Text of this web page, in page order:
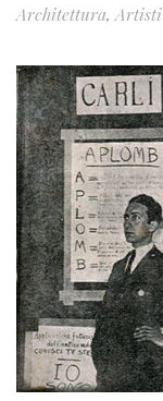
Architettura, Artisti